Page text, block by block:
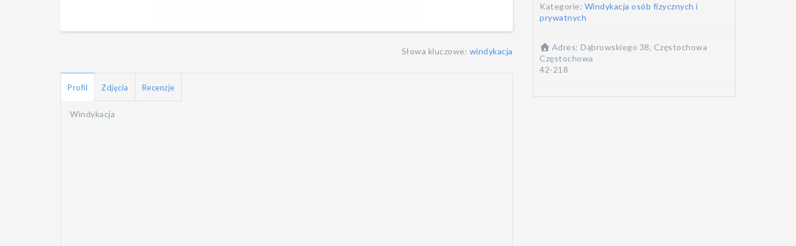
Słowa kluczowe: windykacja
Profil Zdjęcia Recenzje
Windykacja
Kategorie: Windykacja osób fizycznych i
prywatnych
Adres: Dąbrowskiego 38, Częstochowa
Częstochowa
42-218